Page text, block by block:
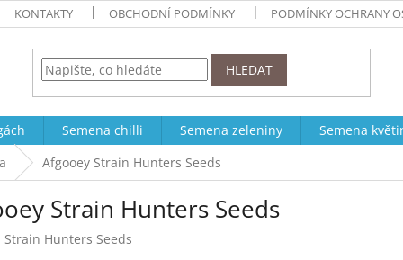
KONTAKTY OBCHODNÍ PODMÍNKY PODMÍNKY OCHRANY
HLEDAT
Semena chilli Semena zeleniny Semena
Afgooey Strain Hunters Seeds
Strain Hunters Seeds
Strain Hunters Seeds